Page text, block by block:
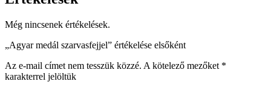
Még nincsenek értékelések.
„Agyar medál szarvasfejjel” értékelése elsőként
Az e-mail címet nem tesszük közzé. A kötelező mezőket *
karakterrel jelöltük